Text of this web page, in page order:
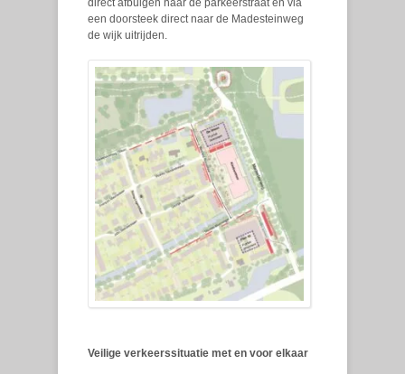
direct afbuigen naar de parkeerstraat en via
een doorsteek direct naar de Madesteinweg
de wijk uitrijden.
Veilige verkeerssituatie met en voor elkaar